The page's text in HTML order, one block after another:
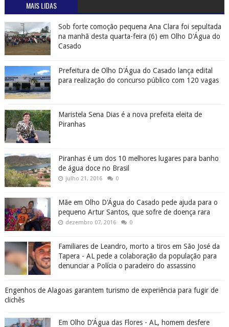
MAIS LIDAS
Sob forte comoção pequena Ana Clara foi sepultada
na manhã desta quarta-feira (6) em Olho D'Água do
Casado
Prefeitura de Olho D'Água do Casado lança edital
para realização do concurso público com 120 vagas
Maristela Sena Dias é a nova prefeita eleita de
Piranhas
Piranhas é um dos 10 melhores lugares para banho
de água doce no Brasil
julho 21, 2016 0
Mãe em Olho D'Água do Casado pede ajuda para o
pequeno Artur Santos, que sofre de doença rara
dezembro 07, 2016 0
Familiares de Leandro, morto a tiros em São José da
Tapera - AL pede a colaboração da população para
denunciar a Polícia o paradeiro do assassino
Engenhos de Alagoas garantem turismo de experiência para fugir de
clichês
Em Olho D’Água das Flores - AL, homem desfere